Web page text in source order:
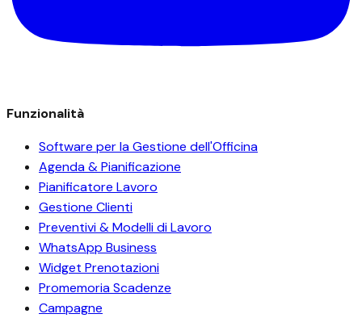
Funzionalità
Software per la Gestione dell'Officina
Agenda & Pianificazione
Pianificatore Lavoro
Gestione Clienti
Preventivi & Modelli di Lavoro
WhatsApp Business
Widget Prenotazioni
Promemoria Scadenze
Campagne